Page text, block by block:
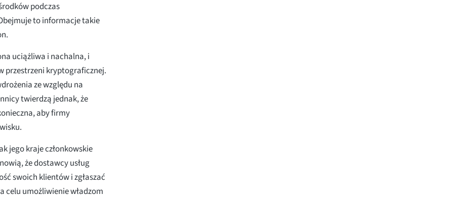
podczas
to informacje takie
uciążliwa i nachalna, i
przestrzeni kryptograficznej.
ze względu na
twierdzą jednak, że
aby firmy
jego kraje członkowskie
że dostawcy usług
swoich klientów i zgłaszać
celu umożliwienie władzom